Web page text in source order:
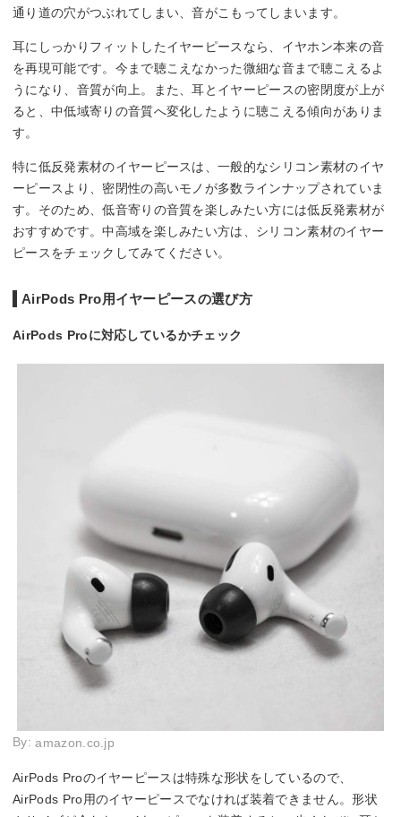
通り道の穴がつぶれてしまい、音がこもってしまいます。
耳にしっかりフィットしたイヤーピースなら、イヤホン本来の音
を再現可能です。今まで聴こえなかった微細な音まで聴こえるよ
うになり、音質が向上。また、耳とイヤーピースの密閉度が上が
ると、中低域寄りの音質へ変化したように聴こえる傾向がありま
す。
特に低反発素材のイヤーピースは、一般的なシリコン素材のイヤ
ーピースより、密閉性の高いモノが多数ラインナップされていま
す。そのため、低音寄りの音質を楽しみたい方には低反発素材が
おすすめです。中高域を楽しみたい方は、シリコン素材のイヤー
ピースをチェックしてみてください。
AirPods Pro用イヤーピースの選び方
AirPods Proに対応しているかチェック
By:amazon.co.jp
AirPods Proのイヤーピースは特殊な形状をしているので、
AirPods Pro用のイヤーピースでなければ装着できません。形状